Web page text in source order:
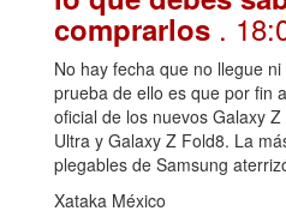
comprarlos .
No hay fecha que no llegue
prueba de ello es que por fin
oficial de los nuevos Galaxy
Ultra y Galaxy Z Fold8. La
plegables de Samsung
Xataka México